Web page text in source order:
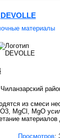
DEVOLLE
материалы
из смеси
MgCl, MgO
Просмотров: